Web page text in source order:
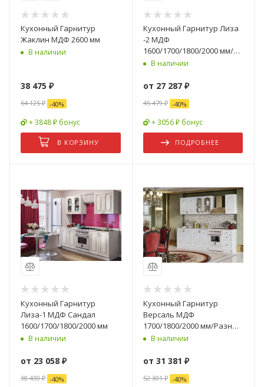
Кухонный Гарнитур
Жаклин МДФ 2600 мм
В наличии
38 475 ₽
64 125₽ -40%
+ 3848 ₽ бонус
В КОРЗИНУ
Кухонный Гарнитур Лиза
-2 МДФ
1600/1700/1800/2000 мм/
Разные Цвета
В наличии
от 27 287 ₽
45 479 ₽ -40%
+ 3056 ₽ бонус
ПОДРОБНЕЕ
Кухонный Гарнитур
Лиза-1 МДФ Сандал
1600/1700/1800/2000 мм
В наличии
от 23 058 ₽
38 430 ₽ -40%
Кухонный Гарнитур
Версаль МДФ
1700/1800/2000 мм/Разные
Цвета
В наличии
от 31 381 ₽
52 301 ₽ -40%